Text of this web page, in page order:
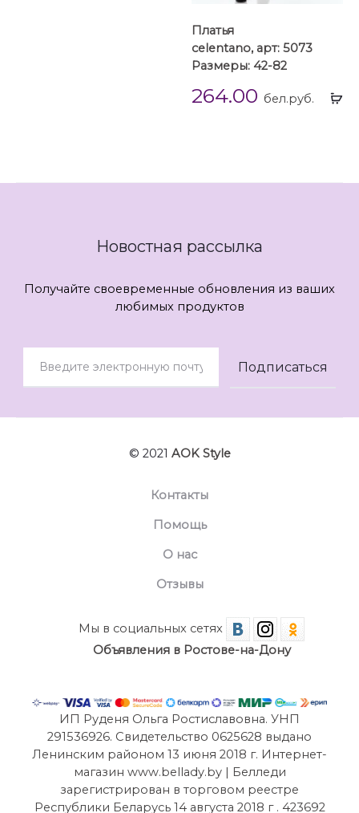
Платья
celentano, арт: 5073
Размеры: 42-82
264.00 бел.руб.
Новостная рассылка
Получайте своевременные обновления из ваших
любимых продуктов
© 2021 AOK Style
Контакты
Помощь
О нас
Отзывы
Мы в социальных сетях
Объявления в Ростове-на-Дону
ИП Руденя Ольга Ростиславовна. УНП
291536926. Свидетельство 0625628 выдано
Ленинским районом 13 июня 2018 г. Интернет-
магазин www.bellady.by | Белледи
зарегистрирован в торговом реестре
Республики Беларусь 14 августа 2018 г . 423692